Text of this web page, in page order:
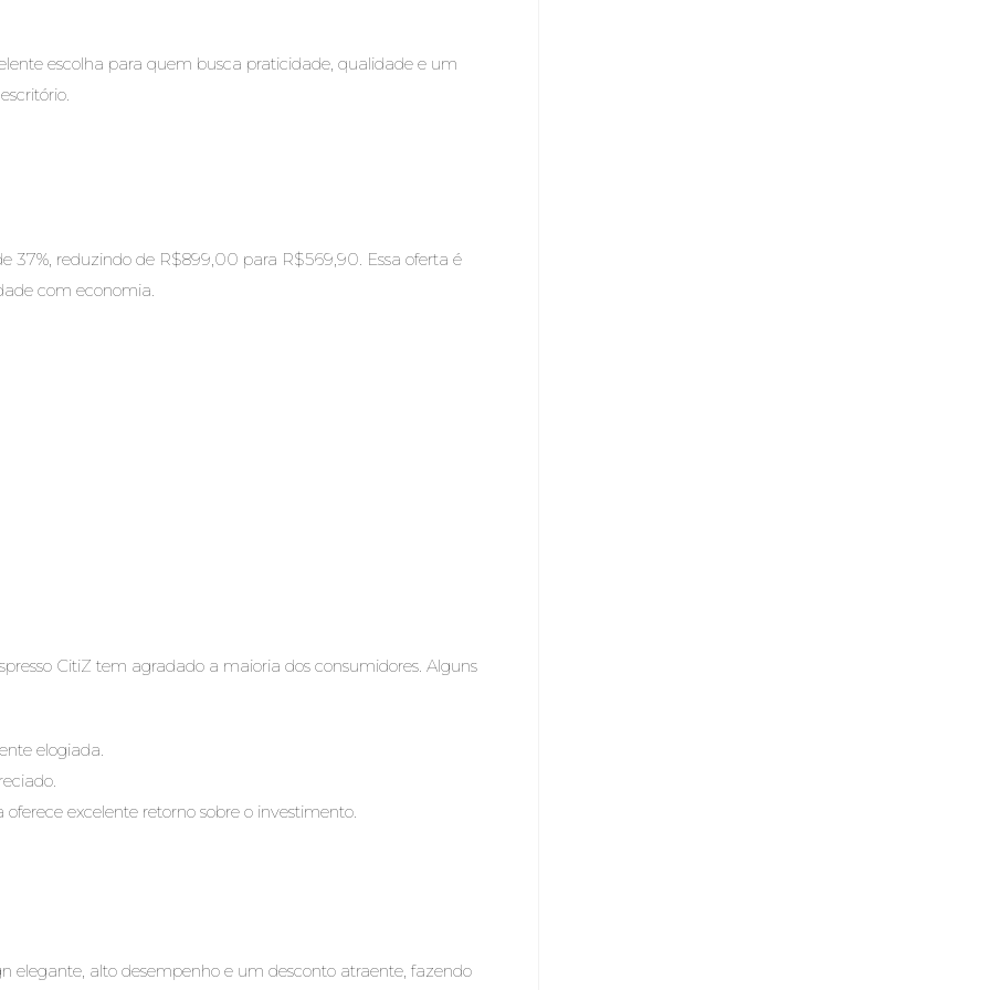
escolha para quem busca praticidade, qualidade e um
37%, reduzindo de R$899,00 para R$569,90. Essa oferta é
com economia.
CitiZ tem agradado a maioria dos consumidores. Alguns
elogiada.
excelente retorno sobre o investimento.
elegante, alto desempenho e um desconto atraente, fazendo